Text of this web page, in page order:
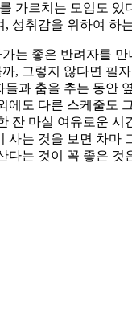
가르치는 모임도 있
, 성취감을 위하여 하
는 좋은 반려자를 만
, 그렇지 않다면 필
들과 춤을 추는 동안
에도 다른 스케줄도
잔 마실 여유로운 시
사는 것을 보면 차마
다는 것이 꼭 좋은 것